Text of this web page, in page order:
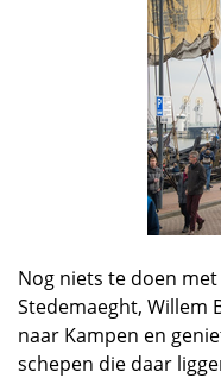
Nog niets te doen met
Stedemaeght, Willem
naar Kampen en
schepen die daar